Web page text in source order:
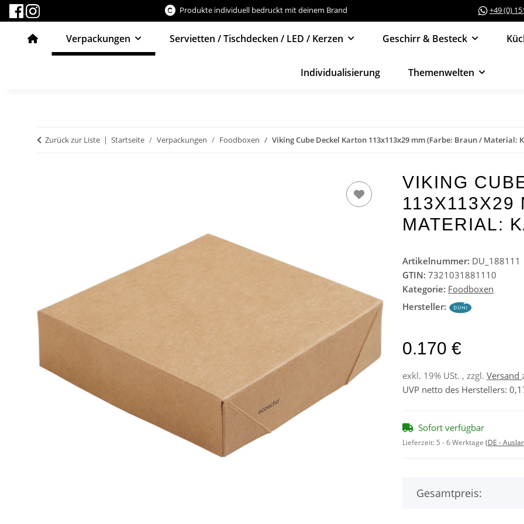
Produkte individuell bedruckt mit deinem Brand +49 (0)
Verpackungen Servietten / Tischdecken / LED / Kerzen Geschirr & Besteck
Individualisierung Themenwelten
Zurück zur Liste Startseite Verpackungen Foodboxen Viking Cube Deckel Karton 113x113x29 mm (Farbe: Braun / Material:
VIKING
113X113X29
MATERIAL:
Artikelnummer: DU_188111
GTIN: 7321031881110
Kategorie: Foodboxen
Hersteller:
0.170 €
exkl. 19% USt. , zzgl. Versand
UVP netto des Herstellers:
Sofort verfügbar
Lieferzeit: 5 - 6 Werktage (DE -
Gesamtpreis: